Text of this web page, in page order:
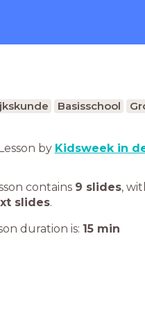
Basisschool
by Kidsweek in
contains 9 slides,
slides.
duration is: 15 min